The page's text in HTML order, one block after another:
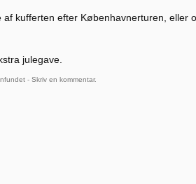
kufferten efter Københavnerturen, eller
julegave.
- Skriv en kommentar.